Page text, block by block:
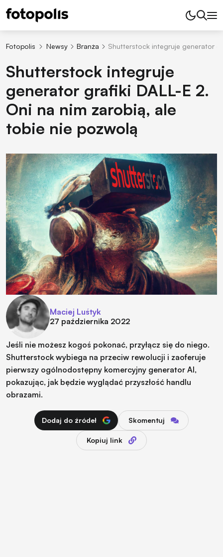
Fotopolis Newsy Branża Shutterstock integruje generator
Shutterstock integruje
generator grafiki DALL-E 2.
Oni na nim zarobią, ale
tobie nie pozwolą
Maciej Luśtyk
27 października 2022
Jeśli nie możesz kogoś pokonać, przyłącz się do niego.
Shutterstock wybiega na przeciw rewolucji i zaoferuje
pierwszy ogólnodostępny komercyjny generator AI,
pokazując, jak będzie wyglądać przyszłość handlu
obrazami.
Dodaj do źródeł Skomentuj
Kopiuj link